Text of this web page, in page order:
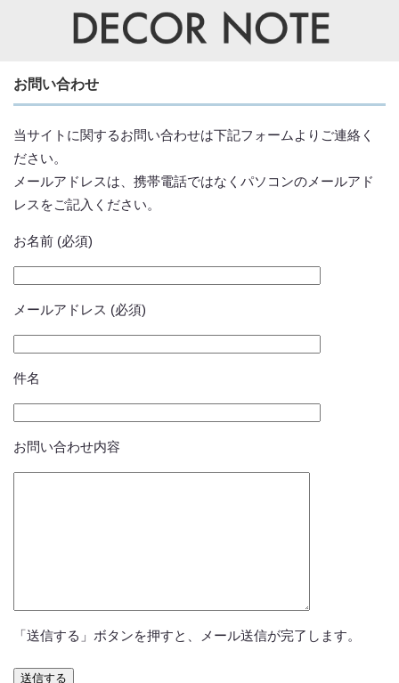
お問い合わせ
当サイトに関するお問い合わせは下記フォームよりご連絡く
ださい。
メールアドレスは、携帯電話ではなくパソコンのメールアド
レスをご記入ください。
お名前 (必須)
メールアドレス (必須)
件名
お問い合わせ内容
「送信する」ボタンを押すと、メール送信が完了します。